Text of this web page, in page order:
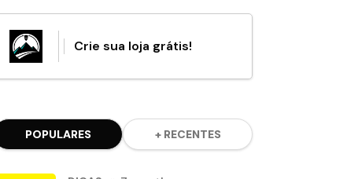
Crie sua loja grátis!
POPULARES + RECENTES